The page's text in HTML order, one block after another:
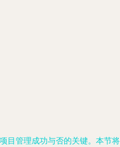
目管理成功与否的关键。本节